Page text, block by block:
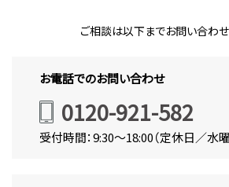
ご相談は以下までお問い合わせ
お電話でのお問い合わせ
0120-921-582
受付時間：9:30～18:00（定休日／水曜